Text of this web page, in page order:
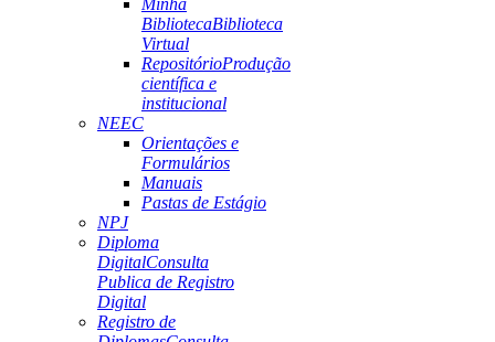
Minha
BibliotecaBiblioteca
Virtual
RepositórioProdução
científica e
institucional
NEEC
Orientações e
Formulários
Manuais
Pastas de Estágio
NPJ
Diploma
DigitalConsulta
Publica de Registro
Digital
Registro de